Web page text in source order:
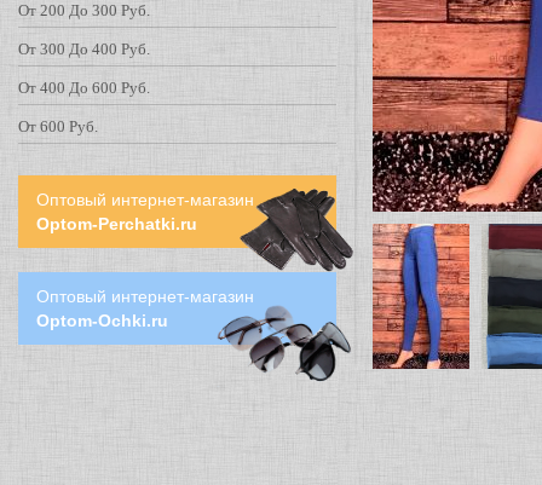
От 200 До 300 Руб.
От 300 До 400 Руб.
От 400 До 600 Руб.
От 600 Руб.
Оптовый интернет-магазин
Optom-Perchatki.ru
Оптовый интернет-магазин
Optom-Ochki.ru